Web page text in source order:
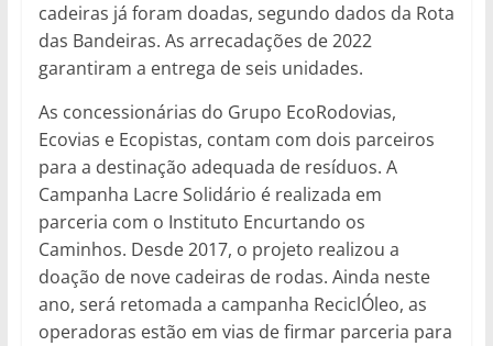
cadeiras já foram doadas, segundo dados da Rota
das Bandeiras. As arrecadações de 2022
garantiram a entrega de seis unidades.
As concessionárias do Grupo EcoRodovias,
Ecovias e Ecopistas, contam com dois parceiros
para a destinação adequada de resíduos. A
Campanha Lacre Solidário é realizada em
parceria com o Instituto Encurtando os
Caminhos. Desde 2017, o projeto realizou a
doação de nove cadeiras de rodas. Ainda neste
ano, será retomada a campanha ReciclÓleo, as
operadoras estão em vias de firmar parceria para